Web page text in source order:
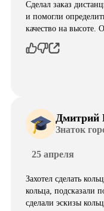
Сделал заказ
и помогли
качество на высоте.
Дмитрий
Знаток
25 апреля
Захотел сделать
кольца, подсказали
сделали эскизы